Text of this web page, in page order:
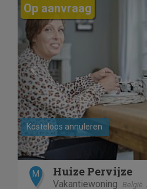
Kosteloos annuleren
Op aanvraag
M Huize Pervijze
Vakantiewoning België